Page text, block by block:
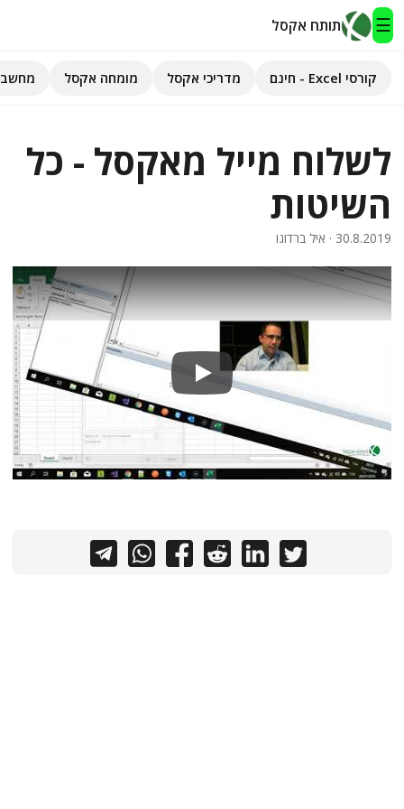
☰ תותח אקסל
קורסי Excel - חינם
מומחה אקסל
מחשבוני אקסל
פיתוח אפליקציות
חיפוש
צור קשר
קורסי Excel - חינם מדריכי אקסל מומחה אקסל
לשלוח מייל מאקסל - כל
השיטות
30.8.2019 · איל ברדוגו
Play